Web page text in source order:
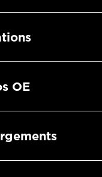
OE